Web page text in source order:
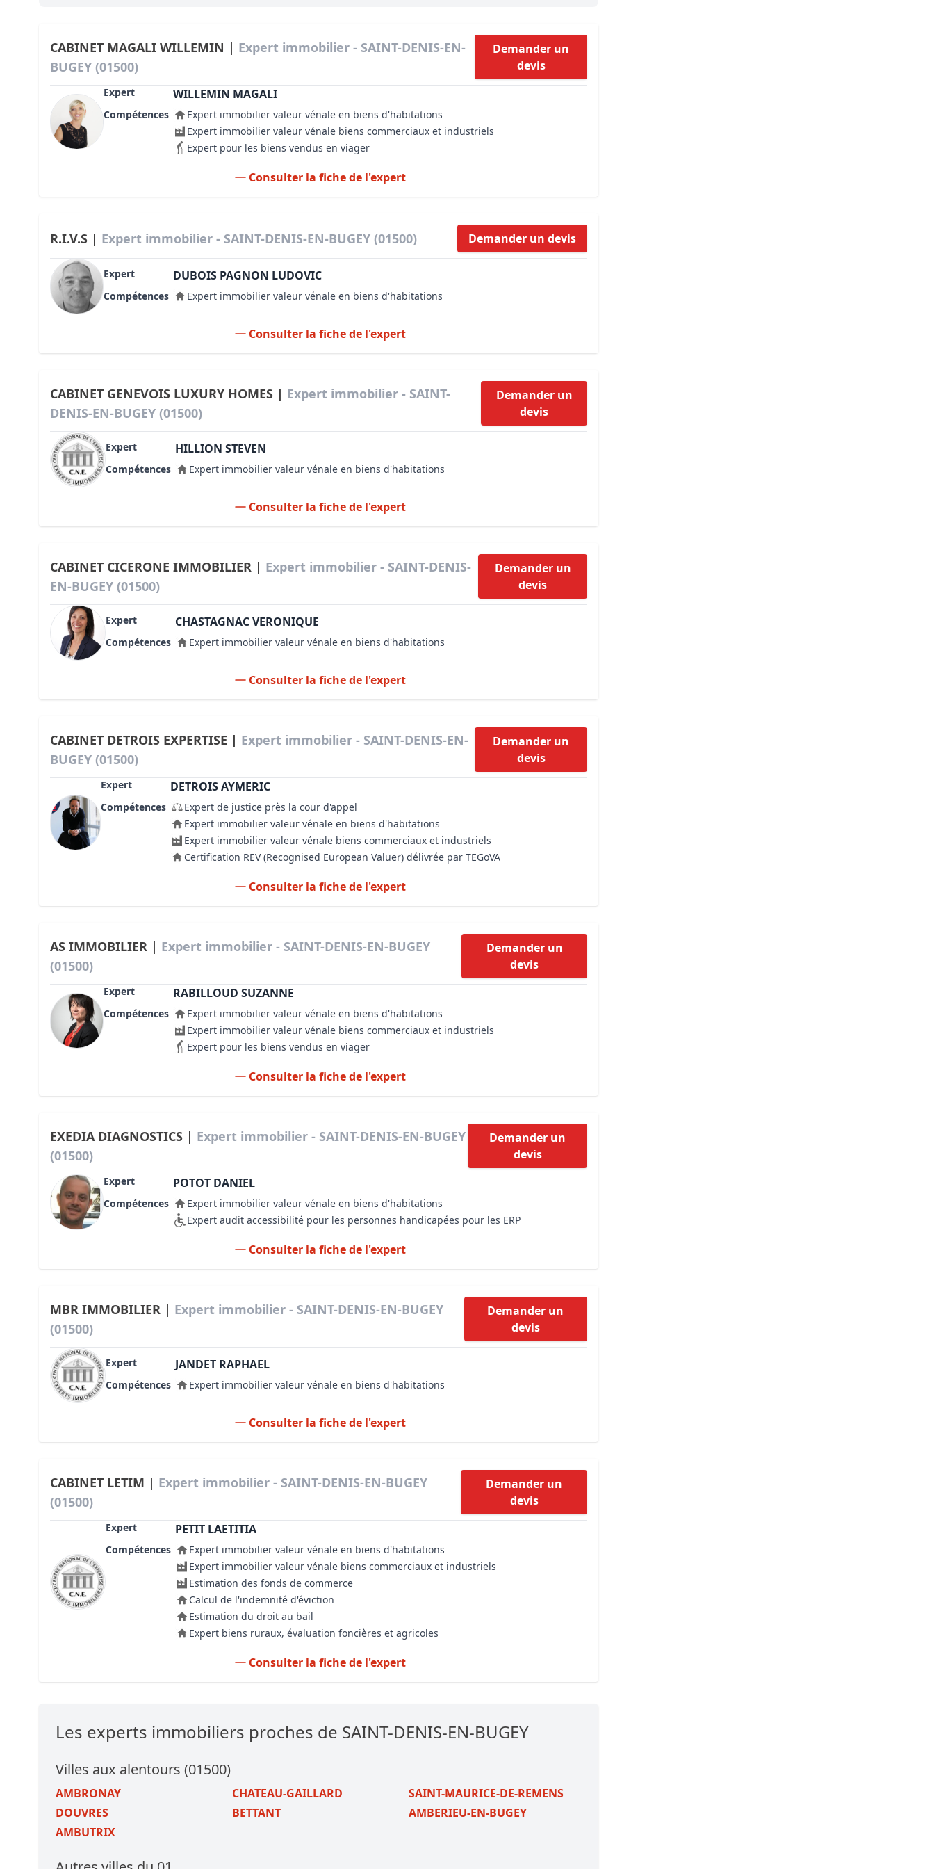
Règles d’urbanisme
Pathologies des bâtiments
Lecture et compréhension d’un Plan Local d’Urbanisme (PLU)
Droit de l'environnement et de l'immobilier
Estimer le droit au bail
Développer et organiser l'activité de Syndic
Biens d’exception, belles demeures, châteaux et traits de côte
IA Pioneer®
Expertise pré-achat
CABINET MAGALI WILLEMIN | Expert immobilier - SAINT-DENIS-EN-
BUGEY (01500)
Demander un
devis
Expert WILLEMIN MAGALI
Compétences
Expert immobilier valeur vénale en biens d'habitations
Expert immobilier valeur vénale biens commerciaux et industriels
Expert pour les biens vendus en viager
Consulter la fiche de l'expert
R.I.V.S | Expert immobilier - SAINT-DENIS-EN-BUGEY (01500) Demander un devis
Expert DUBOIS PAGNON LUDOVIC
Compétences Expert immobilier valeur vénale en biens d'habitations
Consulter la fiche de l'expert
CABINET GENEVOIS LUXURY HOMES | Expert immobilier - SAINT-
DENIS-EN-BUGEY (01500)
Demander un
devis
Expert HILLION STEVEN
Compétences Expert immobilier valeur vénale en biens d'habitations
Consulter la fiche de l'expert
CABINET CICERONE IMMOBILIER | Expert immobilier - SAINT-DENIS-
EN-BUGEY (01500)
Demander un
devis
Expert CHASTAGNAC VERONIQUE
Compétences Expert immobilier valeur vénale en biens d'habitations
Consulter la fiche de l'expert
CABINET DETROIS EXPERTISE | Expert immobilier - SAINT-DENIS-EN-
BUGEY (01500)
Demander un
devis
Expert DETROIS AYMERIC
Compétences
Expert de justice près la cour d'appel
Expert immobilier valeur vénale en biens d'habitations
Expert immobilier valeur vénale biens commerciaux et industriels
Certification REV (Recognised European Valuer) délivrée par TEGoVA
Consulter la fiche de l'expert
AS IMMOBILIER | Expert immobilier - SAINT-DENIS-EN-BUGEY
(01500)
Demander un
devis
Expert RABILLOUD SUZANNE
Compétences
Expert immobilier valeur vénale en biens d'habitations
Expert immobilier valeur vénale biens commerciaux et industriels
Expert pour les biens vendus en viager
Consulter la fiche de l'expert
EXEDIA DIAGNOSTICS | Expert immobilier - SAINT-DENIS-EN-BUGEY
(01500)
Demander un
devis
Expert POTOT DANIEL
Compétences
Expert immobilier valeur vénale en biens d'habitations
Expert audit accessibilité pour les personnes handicapées pour les ERP
Consulter la fiche de l'expert
MBR IMMOBILIER | Expert immobilier - SAINT-DENIS-EN-BUGEY
(01500)
Demander un
devis
Expert JANDET RAPHAEL
Compétences Expert immobilier valeur vénale en biens d'habitations
Consulter la fiche de l'expert
CABINET LETIM | Expert immobilier - SAINT-DENIS-EN-BUGEY
(01500)
Demander un
devis
Expert PETIT LAETITIA
Compétences
Expert immobilier valeur vénale en biens d'habitations
Expert immobilier valeur vénale biens commerciaux et industriels
Estimation des fonds de commerce
Calcul de l'indemnité d'éviction
Estimation du droit au bail
Expert biens ruraux, évaluation foncières et agricoles
Consulter la fiche de l'expert
Les experts immobiliers proches de SAINT-DENIS-EN-BUGEY
Villes aux alentours (01500)
AMBRONAY CHATEAU-GAILLARD
SAINT-MAURICE-DE-REMENS
DOUVRES
BETTANT
AMBERIEU-EN-BUGEY
AMBUTRIX